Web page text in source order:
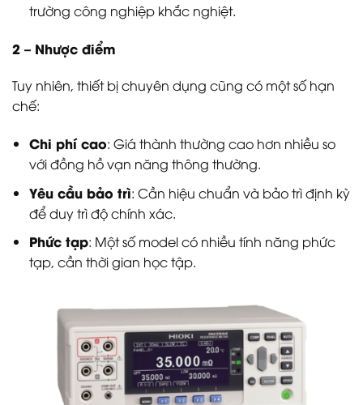
trường công nghiệp khắc nghiệt.
2 – Nhược điểm
Tuy nhiên, thiết bị chuyên dụng cũng có một số hạn
chế:
Chi phí cao: Giá thành thường cao hơn nhiều so
với đồng hồ vạn năng thông thường.
Yêu cầu bảo trì: Cần hiệu chuẩn và bảo trì định kỳ
để duy trì độ chính xác.
Phức tạp: Một số model có nhiều tính năng phức
tạp, cần thời gian học tập.